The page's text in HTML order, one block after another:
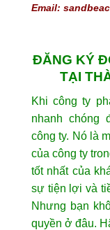
Email:
ĐĂNG KÝ
TẠI
Khi công ty
nhanh chóng
công ty. Nó là
của công ty
tốt nhất của
sự tiện lợi và
Nhưng bạn
quyền ở đâu.